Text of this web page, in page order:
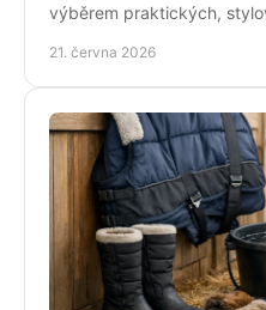
výběrem praktických,
21. června 2026